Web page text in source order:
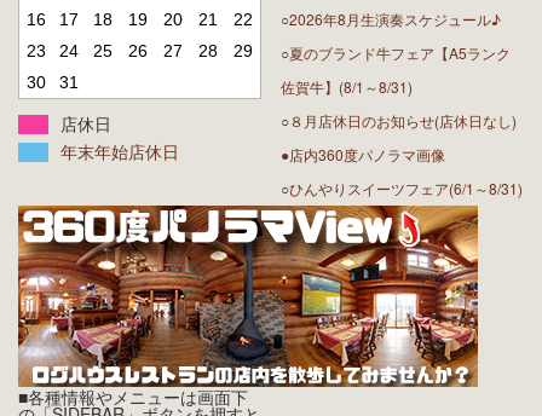
16
17 18 19 20 21
22
23
24 25 26 27 28
29
30
31
店休日
年末年始店休日
○2026年8月生演奏スケジュール♪
○夏のブランド牛フェア【A5ランク
佐賀牛】(8/1～8/31)
○８月店休日のお知らせ(店休日なし)
●店内360度パノラマ画像
○ひんやりスイーツフェア(6/1～8/31)
■各種情報やメニューは画面下